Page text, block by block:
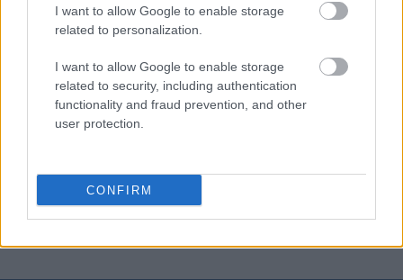
I want to allow Google to enable storage
related to personalization.
I want to allow Google to enable storage
related to security, including authentication
functionality and fraud prevention, and other
user protection.
CONFIRM
bociankowe
podawać w wątpliwość